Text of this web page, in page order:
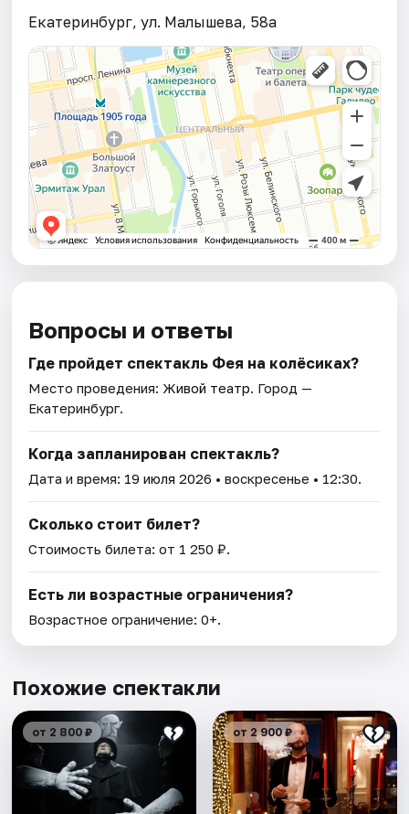
Екатеринбург, ул. Малышева, 58а
Вопросы и ответы
Где пройдет спектакль Фея на колёсиках?
Место проведения: Живой театр. Город —
Екатеринбург.
Когда запланирован спектакль?
Дата и время: 19 июля 2026 • воскресенье • 12:30.
Сколько стоит билет?
Стоимость билета: от 1 250 ₽.
Есть ли возрастные ограничения?
Возрастное ограничение: 0+.
Похожие спектакли
от 2 800 ₽ от 2 900 ₽